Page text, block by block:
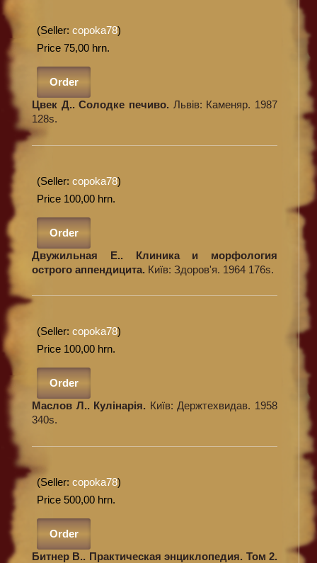
(Seller: copoka78)
Price 75,00 hrn.
Order
Цвек Д.. Солодке печиво. Львів: Каменяр. 1987
128s.
(Seller: copoka78)
Price 100,00 hrn.
Order
Двужильная Е.. Клиника и морфология
острого аппендицита. Київ: Здоров'я. 1964 176s.
(Seller: copoka78)
Price 100,00 hrn.
Order
Маслов Л.. Кулінарія. Київ: Держтехвидав. 1958
340s.
(Seller: copoka78)
Price 500,00 hrn.
Order
Битнер В.. Практическая энциклопедия. Том 2.